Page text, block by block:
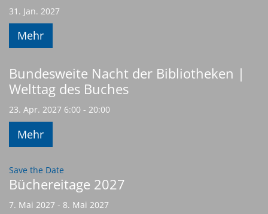
31. Jan. 2027
Mehr
Bundesweite Nacht der Bibliotheken |
Welttag des Buches
23. Apr. 2027 6:00 - 20:00
Mehr
Save the Date
Büchereitage 2027
7. Mai 2027 - 8. Mai 2027